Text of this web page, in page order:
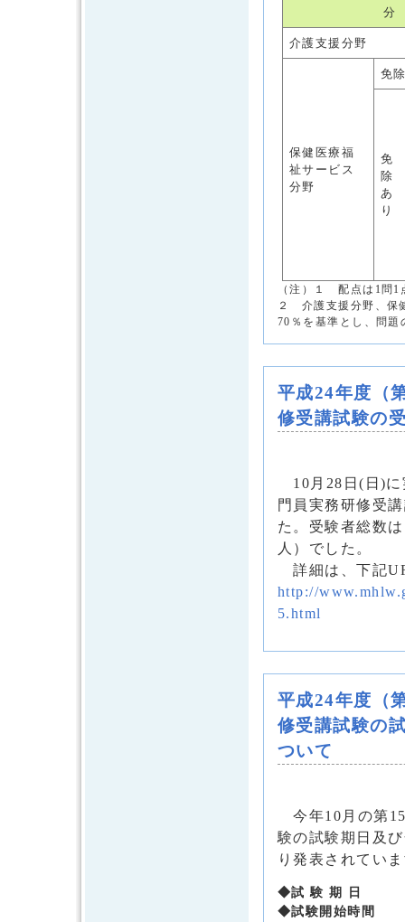
分
介護支援分野
保健医療福
祉サービス
分野
免
免
除
あ
り
（注）１ 配点は1問1
２ 介護支援分野、保
70％を基準とし、問
平成24年度（
修受講試験の
10月28日(日)に
門員実務研修受
た。受験者総数
人）でした。
詳細は、下記
http://
5.html
平成24年度（
修受講試験の
ついて
今年10月の第
験の試験期日及
り発表されてい
◆試 験 期 日
◆試験開始時間